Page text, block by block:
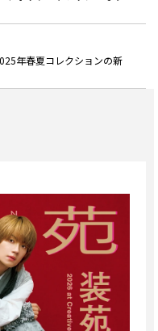
年春夏コレクションの新